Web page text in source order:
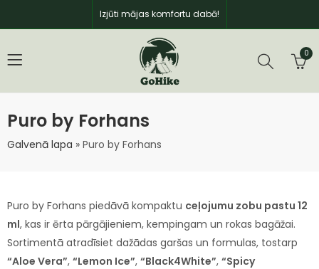
Izjūti mājas komfortu dabā!
0
Puro by Forhans
Galvenā lapa » Puro by Forhans
Puro by Forhans piedāvā kompaktu ceļojumu zobu pastu 12
ml, kas ir ērta pārgājieniem, kempingam un rokas bagāžai.
Sortimentā atradīsiet dažādas garšas un formulas, tostarp
“Aloe Vera”, “Lemon Ice”, “Black4White”, “Spicy